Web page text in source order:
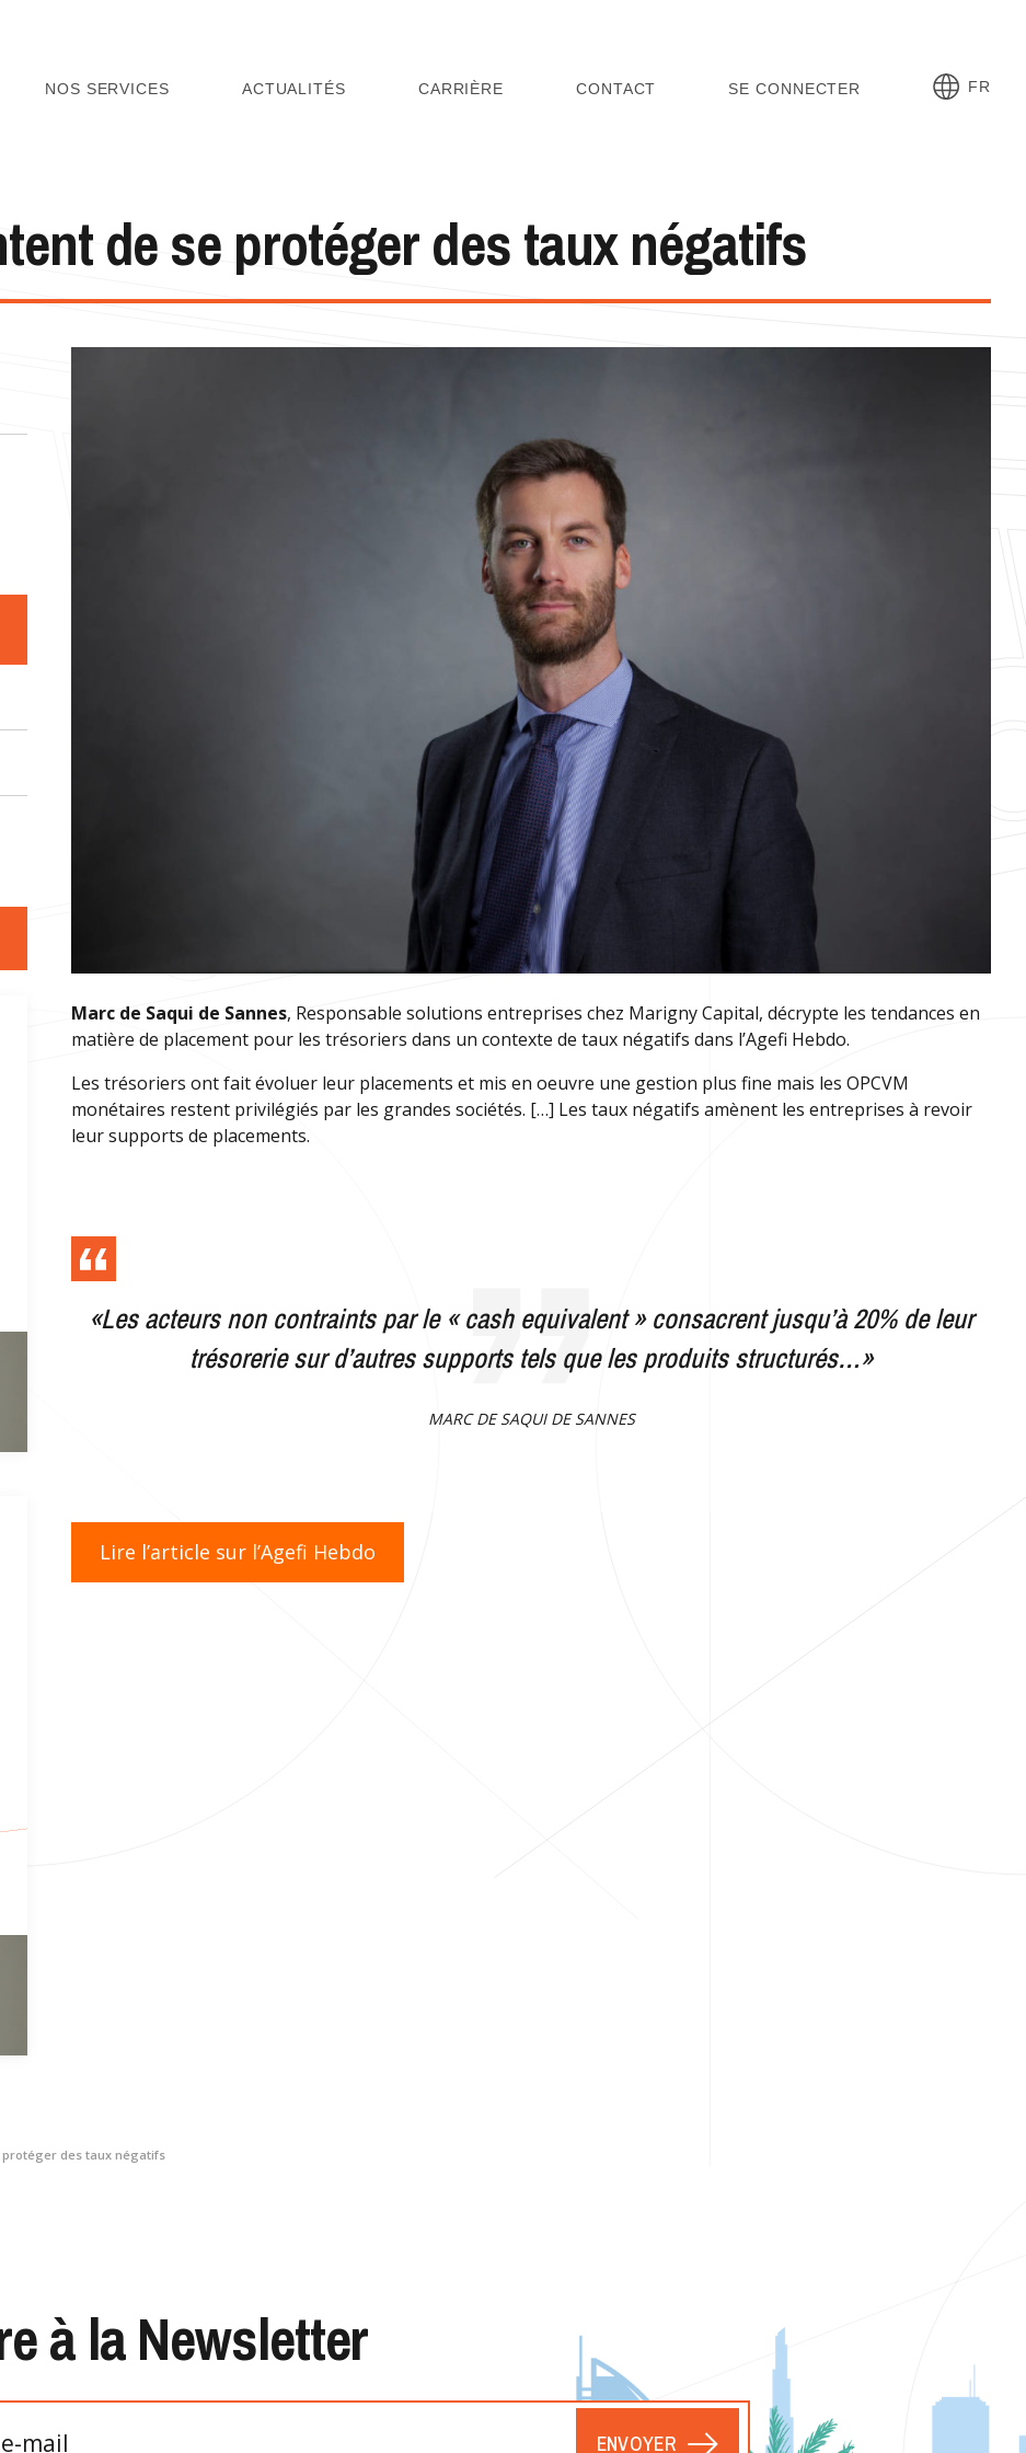
NOS SERVICES ACTUALITÉS CARRIÈRE CONTACT SE CONNECTER FR
de se protéger des taux négatifs
Marc de Saqui de Sannes, Responsable solutions entreprises chez Marigny Capital, décrypte les tendances en
matière de placement pour les trésoriers dans un contexte de taux négatifs dans l’Agefi Hebdo.
Les trésoriers ont fait évoluer leur placements et mis en oeuvre une gestion plus fine mais les OPCVM
monétaires restent privilégiés par les grandes sociétés. […] Les taux négatifs amènent les entreprises à revoir
leur supports de placements.
«Les acteurs non contraints par le « cash equivalent » consacrent jusqu’à 20% de leur
trésorerie sur d’autres supports tels que les produits structurés…»
MARC DE SAQUI DE SANNES
Lire l’article sur l’Agefi Hebdo
des taux négatifs
à la Newsletter
ENVOYER